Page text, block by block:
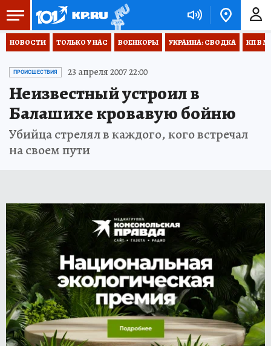
НОВОСТИ ТОЛЬКО У НАС ВОЕНКОРЫ УКРАИНА: СВОДКА КП В
ПРОИСШЕСТВИЯ 23 апреля 2007 22:00
Неизвестный устроил в
Балашихе кровавую бойню
Убийца стрелял в каждого, кого встречал
на своем пути